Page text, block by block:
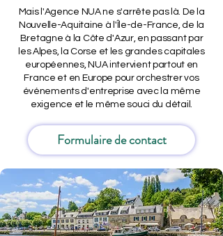
Mais l'Agence NUA ne s'arrête pas là. De la
Nouvelle-Aquitaine à l'Île-de-France, de la
Bretagne à la Côte d'Azur, en passant par
les Alpes, la Corse et les grandes capitales
européennes, NUA intervient partout en
France et en Europe pour orchestrer vos
événements d'entreprise avec la même
exigence et le même souci du détail.
Formulaire de contact